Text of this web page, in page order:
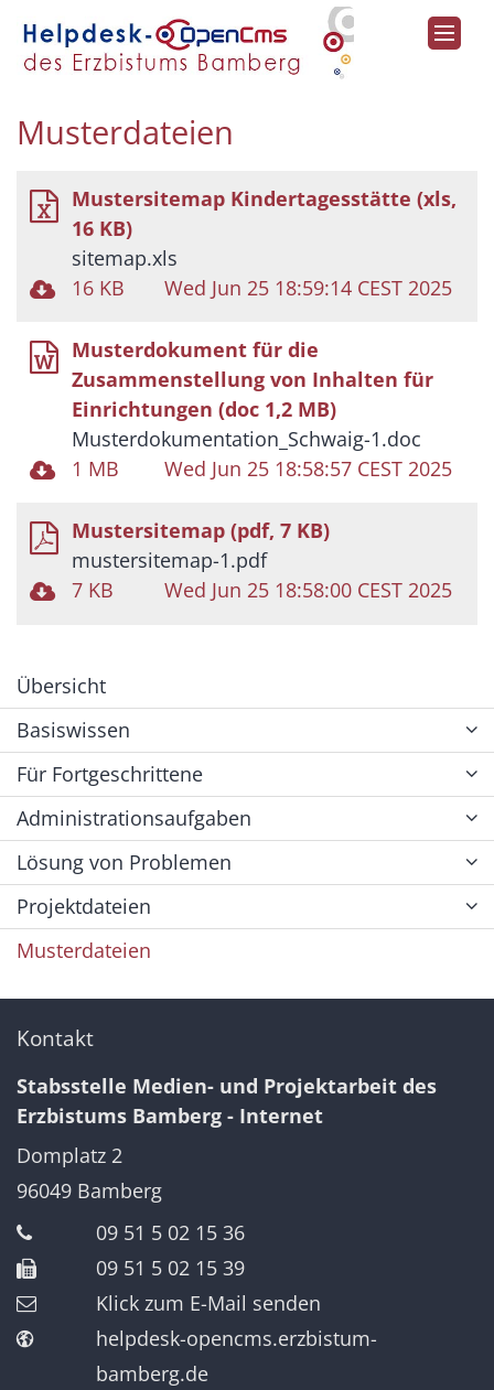
Zum Inhalt springen
Musterdateien
Mustersitemap Kindertagesstätte (xls,
16 KB)
sitemap.xls
16 KB
Wed Jun 25 18:59:14 CEST 2025
Musterdokument für die
Zusammenstellung von Inhalten für
Einrichtungen (doc 1,2 MB)
Musterdokumentation_Schwaig-1.doc
1 MB
Wed Jun 25 18:58:57 CEST 2025
Mustersitemap (pdf, 7 KB)
mustersitemap-1.pdf
7 KB
Wed Jun 25 18:58:00 CEST 2025
Übersicht
Basiswissen
Für Fortgeschrittene
Administrationsaufgaben
Lösung von Problemen
Projektdateien
Musterdateien
Kontakt
Stabsstelle Medien- und Projektarbeit des
Erzbistums Bamberg - Internet
Domplatz 2
96049 Bamberg
09 51 5 02 15 36
09 51 5 02 15 39
Klick zum E-Mail senden
helpdesk-opencms.erzbistum-
bamberg.de